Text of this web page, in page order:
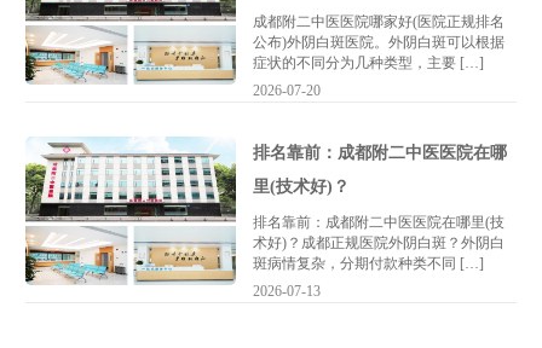
成都附二中医医院哪家好(医院正规排名
公布)外阴白斑医院。外阴白斑可以根据
症状的不同分为几种类型，主要 […]
2026-07-20
排名靠前：成都附二中医医院在哪
里(技术好)？
排名靠前：成都附二中医医院在哪里(技
术好)？成都正规医院外阴白斑？外阴白
斑病情复杂，分期付款种类不同 […]
2026-07-13